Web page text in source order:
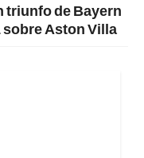
triunfo de Bayern
sobre Aston Villa